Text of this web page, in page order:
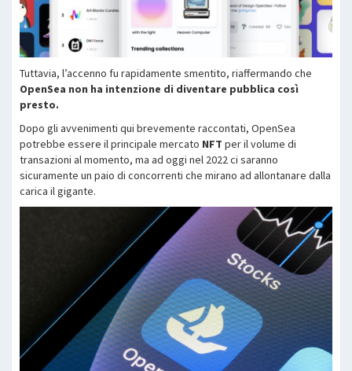
Tuttavia, l’accenno fu rapidamente smentito, riaffermando che
OpenSea non ha intenzione di diventare pubblica così
presto.
Dopo gli avvenimenti qui brevemente raccontati, OpenSea
potrebbe essere il principale mercato NFT per il volume di
transazioni al momento, ma ad oggi nel 2022 ci saranno
sicuramente un paio di concorrenti che mirano ad allontanare dalla
carica il gigante.